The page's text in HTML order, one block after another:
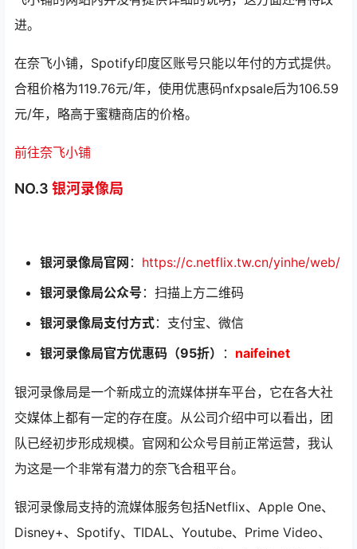
进。
在奈飞小铺，Spotify印度区账号只能以年付的方式提供。
合租价格为119.76元/年，使用优惠码nfxpsale后为106.59
元/年，略高于蜜糖商店的价格。
前往奈飞小铺
NO.3 银河录像局
银河录像局官网 ： https://c.netflix.tw.cn/yinhe/web/
银河录像局公众号 ：扫描上方二维码
银河录像局支付方式：支付宝、微信
银河录像局官方优惠码（95折）
： naifeinet
银河录像局是一个新成立的流媒体拼车平台，它在各大社
交媒体上都有一定的存在度。从公司介绍中可以看出，团
队已经初步形成规模。官网和公众号目前正常运营，我认
为这是一个非常有潜力的奈飞合租平台。
银河录像局支持的流媒体服务包括Netflix、Apple One、
Disney+、Spotify、TIDAL、Youtube、Prime Video、